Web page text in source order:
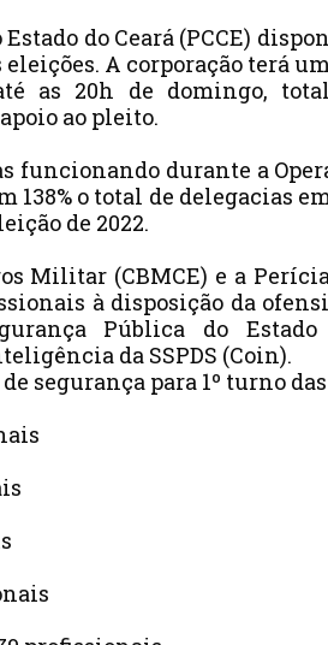
do Ceará (PCCE)
eleições. A corporação terá
as 20h de domingo,
ao pleito.
funcionando durante a
138% o total de delegacias
de 2022.
Militar (CBMCE) e a
à disposição da
Pública do
da SSPDS (Coin).
segurança para 1º turno